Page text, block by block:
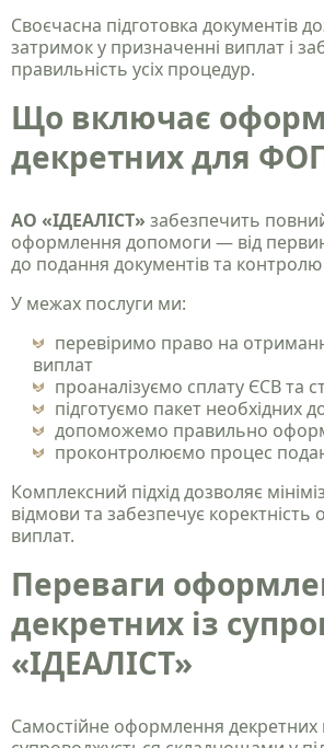
Своєчасна підготовка документів
затримок у призначенні виплат і
правильність усіх процедур.
Що включає
декретних для
АО «ІДЕАЛІСТ» забезпечить
оформлення допомоги — від
до подання документів та контролю
У межах послуги ми:
перевіримо право на
виплат
проаналізуємо сплату ЄСВ та
підготуємо пакет необхідних
допоможемо правильно
проконтролюємо процес
Комплексний підхід дозволяє
відмови та забезпечує
виплат.
Переваги
декретних із
«ІДЕАЛІСТ»
Самостійне оформлення декретних